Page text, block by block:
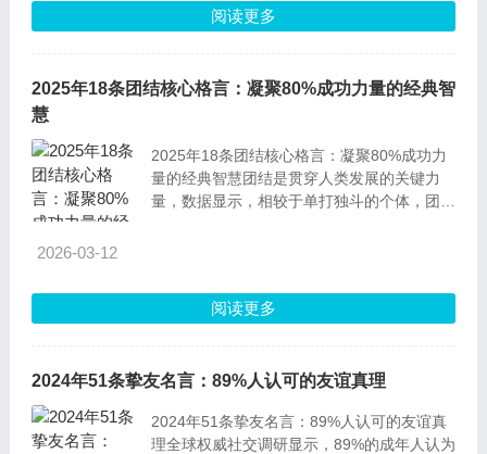
以愿意主动付出、践行目标，根源是心中
阅读更多
2025年18条团结核心格言：凝聚80%成功力量的经典智
慧
2025年18条团结核心格言：凝聚80%成功力
量的经典智慧团结是贯穿人类发展的关键力
量，数据显示，相较于单打独斗的个体，团结
景，帮你更透彻理解团结的价值。1、没有团
结，一切力量都是软弱
2026-03-12
阅读更多
2024年51条挚友名言：89%人认可的友谊真理
2024年51条挚友名言：89%人认可的友谊真
理全球权威社交调研显示，89%的成年人认为